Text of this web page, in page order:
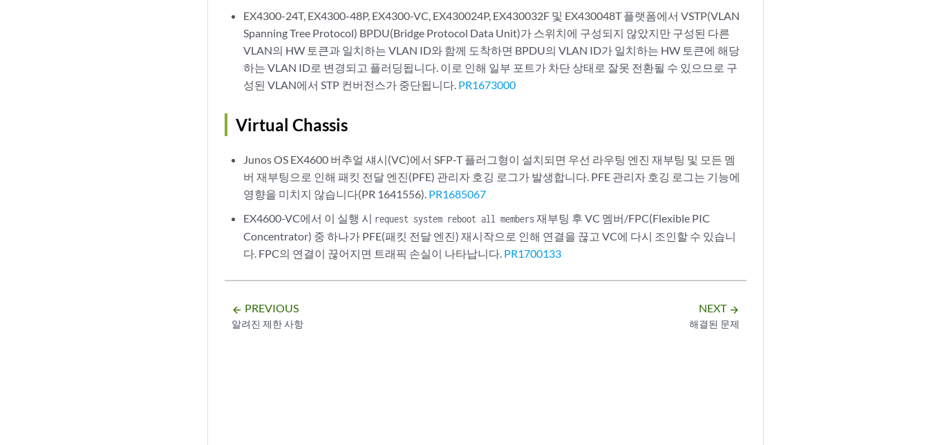
EX4300-24T, EX4300-48P, EX4300-VC, EX430024P, EX430032F 및 EX430048T 플랫폼에서 VSTP(VLAN
Spanning Tree Protocol) BPDU(Bridge Protocol Data Unit)가 스위치에 구성되지 않았지만 구성된 다른
VLAN의 HW 토큰과 일치하는 VLAN ID와 함께 도착하면 BPDU의 VLAN ID가 일치하는 HW 토큰에 해당
하는 VLAN ID로 변경되고 플러딩됩니다. 이로 인해 일부 포트가 차단 상태로 잘못 전환될 수 있으므로 구
성된 VLAN에서 STP 컨버전스가 중단됩니다. PR1673000
Virtual Chassis
Junos OS EX4600 버추얼 섀시(VC)에서 SFP-T 플러그형이 설치되면 우선 라우팅 엔진 재부팅 및 모든 멤
버 재부팅으로 인해 패킷 전달 엔진(PFE) 관리자 호깅 로그가 발생합니다. PFE 관리자 호깅 로그는 기능에
영향을 미치지 않습니다(PR 1641556). PR1685067
EX4600-VC에서 이 실행 시 request system reboot all members재부팅 후 VC 멤버/FPC(Flexible PIC
Concentrator) 중 하나가 PFE(패킷 전달 엔진) 재시작으로 인해 연결을 끊고 VC에 다시 조인할 수 있습니
다. FPC의 연결이 끊어지면 트래픽 손실이 나타납니다. PR1700133
arrow_backward PREVIOUS
알려진 제한 사항
NEXT arrow_forward
해결된 문제